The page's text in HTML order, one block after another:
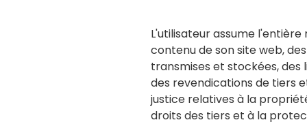
L'utilisateur assume
contenu de son site web,
transmises et stockées, des
des revendications de tiers
justice relatives à la
droits des tiers et à la